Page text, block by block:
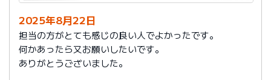
2025年8月22日
担当の方がとても感じの良い人でよかったです。
何かあったら又お願いしたいです。
ありがとうございました。